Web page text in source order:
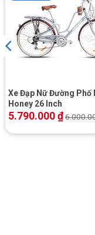
Bộ
Xe Đạp Nữ Đường Phố
Honey 26 Inch
5.790.000₫